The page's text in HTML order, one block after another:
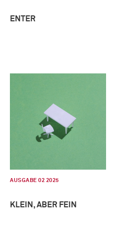
ENTER
AUSGABE 02 2025
KLEIN, ABER FEIN